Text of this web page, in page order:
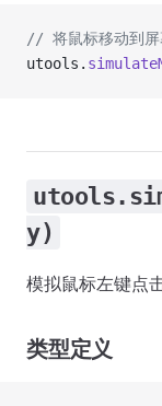
// 将鼠标移动到屏
utools.
y)
模拟鼠标左键点
类型定义